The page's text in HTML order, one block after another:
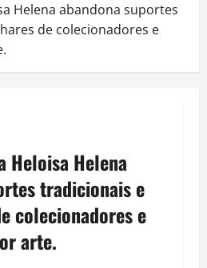
Helena abandona suportes
de colecionadores e
Helena
tradicionais e
colecionadores e
arte.